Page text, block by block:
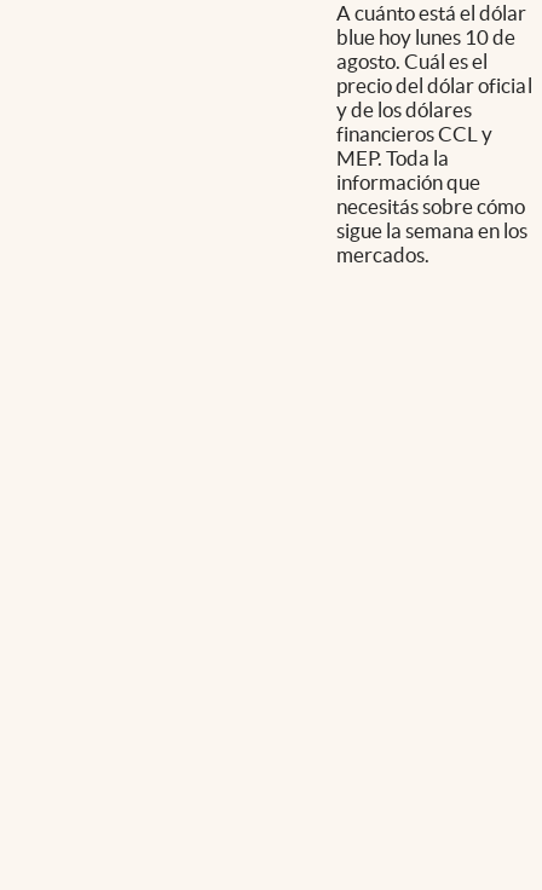
A cuánto está el dólar
blue hoy lunes 10 de
agosto. Cuál es el
precio del dólar oficial
y de los dólares
financieros CCL y
MEP. Toda la
información que
necesitás sobre cómo
sigue la semana en los
mercados.